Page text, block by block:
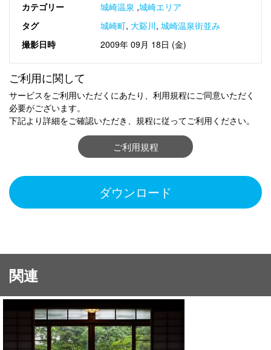
カテゴリー
城崎温泉 ,城崎エリア
タグ
城崎町, 大谿川, 城崎温泉街並み
撮影日時
2009年 09月 18日 (金)
ご利用に関して
サービスをご利用いただくにあたり、利用規程にご同意いただく
必要がございます。
下記より詳細をご確認いただき、規程に従ってご利用ください。
ご利用規程
ダウンロード
関連